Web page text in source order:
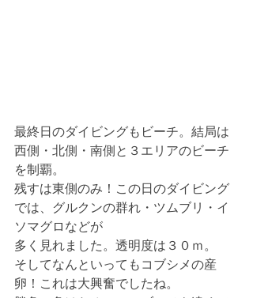
最終日のダイビングもビーチ。結局は
西側・北側・南側と３エリアのビーチ
を制覇。
残すは東側のみ！この日のダイビング
では、グルクンの群れ・ツムブリ・イ
ソマグロなどが
多く見れました。透明度は３０ｍ。
そしてなんといってもコブシメの産
卵！これは大興奮でしたね。